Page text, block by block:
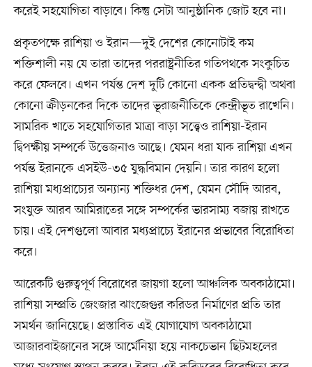
করেই সহযোগিতা বাড়াবে। কিন্তু সেটা আনুষ্ঠানিক জোট হবে না।
প্রকৃতপক্ষে রাশিয়া ও ইরান—দুই দেশের কোনোটাই কম
শক্তিশালী নয় যে তারা তাদের পররাষ্ট্রনীতির গতিপথকে সংকুচিত
করে ফেলবে। এখন পর্যন্ত দেশ দুটি কোনো একক প্রতিদ্বন্দ্বী অথবা
কোনো ক্রীড়নকের দিকে তাদের ভূরাজনীতিকে কেন্দ্রীভূত রাখেনি।
সামরিক খাতে সহযোগিতার মাত্রা বাড়া সত্ত্বেও রাশিয়া-ইরান
দ্বিপক্ষীয় সম্পর্কে উত্তেজনাও আছে। যেমন ধরা যাক রাশিয়া এখন
পর্যন্ত ইরানকে এসইউ-৩৫ যুদ্ধবিমান দেয়নি। তার কারণ হলো
রাশিয়া মধ্যপ্রাচ্যের অন্যান্য শক্তিধর দেশ, যেমন সৌদি আরব,
সংযুক্ত আরব আমিরাতের সঙ্গে সম্পর্কের ভারসাম্য বজায় রাখতে
চায়। এই দেশগুলো আবার মধ্যপ্রাচ্যে ইরানের প্রভাবের বিরোধিতা
করে।
আরেকটি গুরুত্বপূর্ণ বিরোধের জায়গা হলো আঞ্চলিক অবকাঠামো।
রাশিয়া সম্প্রতি জেংজার ঝাংজেগুর করিডর নির্মাণের প্রতি তার
সমর্থন জানিয়েছে। প্রস্তাবিত এই যোগাযোগ অবকাঠামো
আজারবাইজানের সঙ্গে আর্মেনিয়া হয়ে নাকচেভান ছিটমহলের